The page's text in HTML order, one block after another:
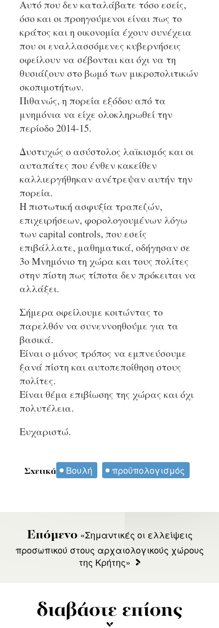
Αυτό που δεν καταλάβατε τόσο εσείς,
όσο και οι προηγούμενοι είναι πως το
κράτος και η οικονομία έχουν συνέχεια
που οι εναλλασσόμενες κυβερνήσεις
οφείλουν να σέβονται και όχι να τη
θυσιάζουν στο βωμό των μικροπολιτικών
σκοπιμοτήτων.
Πιθανώς, η πορεία εξόδου από τα
μνημόνια να είχε ολοκληρωθεί την
περίοδο 2014-15.
Δυστυχώς ο ασύστολος λαϊκισμός και οι
αυταπάτες που ένθεν κακείθεν
καλλιεργήθηκαν ανέτρεψαν αυτήν την
πορεία.
Η πιστωτική ασφυξία τραπεζών,
επιχειρήσεων, φορολογουμένων λόγω
των capital controls, που εσείς
επιβάλλατε, μαθηματικά, οδήγησαν σε
3ο Μνημόνιο τη χώρα και τους πολίτες
στην πίστη πως τίποτα δεν πρόκειται να
αλλάξει.
Σήμερα οφείλουμε κοιτώντας το
παρελθόν να συνεννοηθούμε για τα
βασικά.
Είναι ο μόνος τρόπος να εμπνεύσουμε
ξανά πίστη και αυτοπεποίθηση στους
πολίτες.
Είναι θέμα επιβίωσης της χώρας και όχι
πολυτέλεια.
Ευχαριστώ.
Σχετικά Βουλή προϋπολογισμός
Επόμενο «Σημαντικές οι ελλείψεις
προσωπικού στους αρχαιολογικούς χώρους
της Κρήτης»
διαβάστε επίσης